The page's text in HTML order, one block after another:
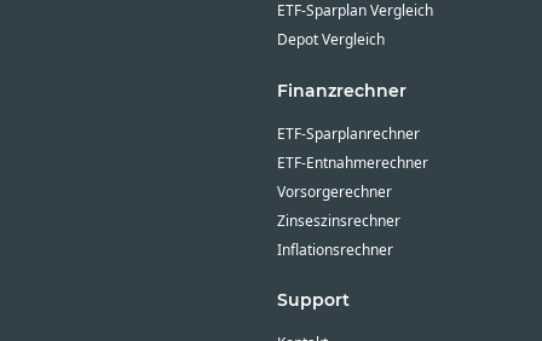
ETF-Sparplan Vergleich
Depot Vergleich
Finanzrechner
ETF-Sparplanrechner
ETF-Entnahmerechner
Vorsorgerechner
Zinseszinsrechner
Inflationsrechner
Support